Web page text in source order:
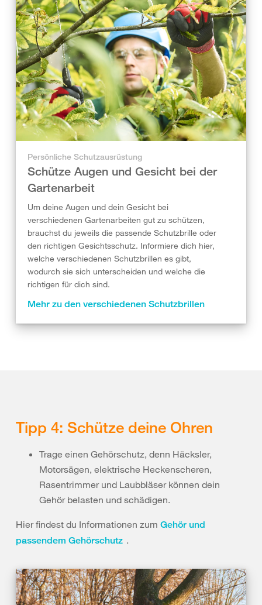
Persönliche Schutzausrüstung
Schütze Augen und Gesicht bei der
Gartenarbeit
Um deine Augen und dein Gesicht bei
verschiedenen Gartenarbeiten gut zu schützen,
brauchst du jeweils die passende Schutzbrille oder
den richtigen Gesichtsschutz. Informiere dich hier,
welche verschiedenen Schutzbrillen es gibt,
wodurch sie sich unterscheiden und welche die
richtigen für dich sind.
Mehr zu den verschiedenen Schutzbrillen
Tipp 4: Schütze deine Ohren
Trage einen Gehörschutz, denn Häcksler,
Motorsägen, elektrische Heckenscheren,
Rasentrimmer und Laubbläser können dein
Gehör belasten und schädigen.
Hier findest du Informationen zum Gehör und
passendem Gehörschutz .